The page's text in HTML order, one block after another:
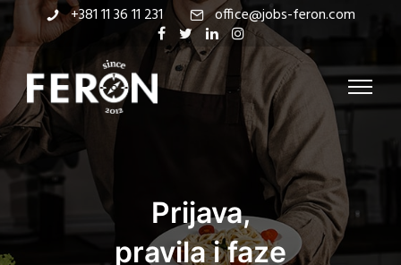
+381 11 36 11 231 office@jobs-feron.com
Prijava,
pravila i faze